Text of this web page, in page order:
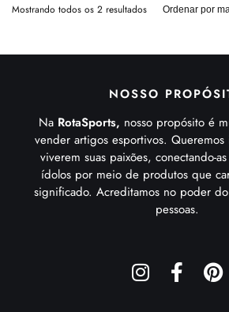
Mostrando todos os 2 resultados
NOSSO
Na RotaSports, nosso propósito é
vender artigos esportivos. Queremos
viverem suas paixões, conectando-
ídolos por meio de produtos que
significado. Acreditamos no poder
pessoas.